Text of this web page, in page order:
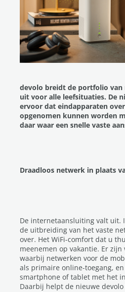
devolo breidt de portfolio van
uit voor alle leefsituaties. De
ervoor dat eindapparaten
opgenomen kunnen worden
daar waar een snelle vaste
Draadloos netwerk in plaats
De internetaansluiting valt uit.
de uitbreiding van het vaste
over. Het WiFi-comfort dat u
meenemen op vakantie. Er zijn
waarbij netwerken voor de
als primaire online-toegang,
smartphone of tablet met het
Daarbij helpt de nieuwe devolo